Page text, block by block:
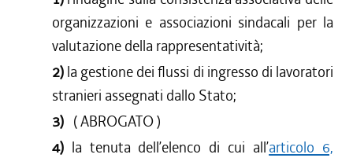
organizzazioni e associazioni sindacali per la
valutazione della rappresentatività;
2) la gestione dei flussi di ingresso di lavoratori
stranieri assegnati dallo Stato;
3) ( ABROGATO )
4) la tenuta dell’elenco di cui all’articolo 6,